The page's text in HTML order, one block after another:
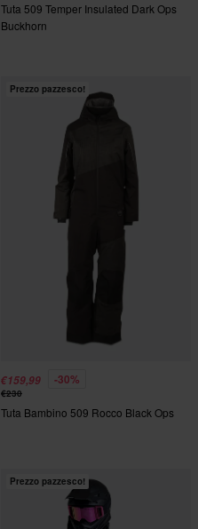
Tuta 509 Temper Insulated Dark Ops
Buckhorn
Prezzo pazzesco!
€159,99 -30%
€230
Tuta Bambino 509 Rocco Black Ops
Prezzo pazzesco!